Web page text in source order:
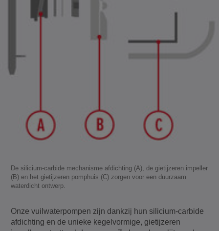
De silicium-carbide mechanisme afdichting (A), de gietijzeren impeller
(B) en het gietijzeren pomphuis (C) zorgen voor een duurzaam
waterdicht ontwerp.
Onze vuilwaterpompen zijn dankzij hun silicium-carbide
afdichting en de unieke kegelvormige, gietijzeren